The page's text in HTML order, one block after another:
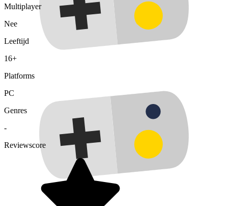
Multiplayer
Nee
Leeftijd
16+
Platforms
PC
Genres
-
Reviewscore